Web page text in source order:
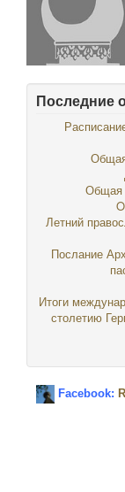
Последние
Общая
Летний
Послание
Итоги
столетию
Facebook: